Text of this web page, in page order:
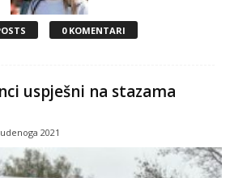
0 KOMENTARI
uspješni na stazama
2021